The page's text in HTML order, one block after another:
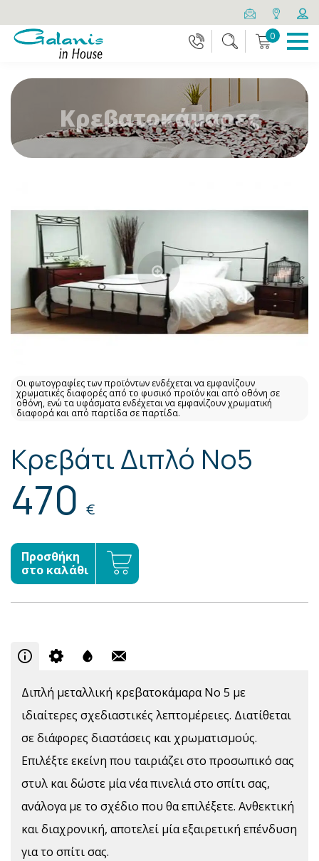
0
Κρεβατοκάμαρες
Οι φωτογραφίες των προϊόντων ενδέχεται να εμφανίζουν
χρωματικές διαφορές από το φυσικό προϊόν και από οθόνη σε
οθόνη, ενώ τα υφάσματα ενδέχεται να εμφανίζουν χρωματική
διαφορά και από παρτίδα σε παρτίδα.
Κρεβάτι Διπλό No5
470 €
Προσθήκη
στο καλάθι
Διπλή μεταλλική κρεβατοκάμαρα Νο 5 με
ιδιαίτερες σχεδιαστικές λεπτομέρειες. Διατίθεται
σε διάφορες διαστάσεις και χρωματισμούς.
Επιλέξτε εκείνη που ταιριάζει στο προσωπικό σας
στυλ και δώστε μία νέα πινελιά στο σπίτι σας,
ανάλογα με το σχέδιο που θα επιλέξετε. Ανθεκτική
και διαχρονική, αποτελεί μία εξαιρετική επένδυση
για το σπίτι σας.